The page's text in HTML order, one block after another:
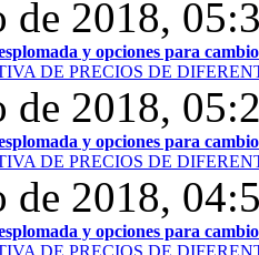
de 2018,
y opciones para
DE PRECIOS DE
de 2018,
y opciones para
DE PRECIOS DE
de 2018,
y opciones para